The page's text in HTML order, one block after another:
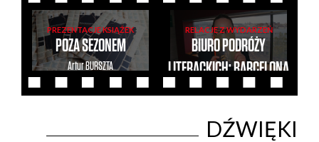
PREZENTACJE KSIĄŻEK
POZA SEZONEM
ArturBURSZTA
RELACJE Z WYDARZEŃ
BIURO PODRÓŻY
LITERACKICH: BARCELONA
2017
DŹWIĘKI